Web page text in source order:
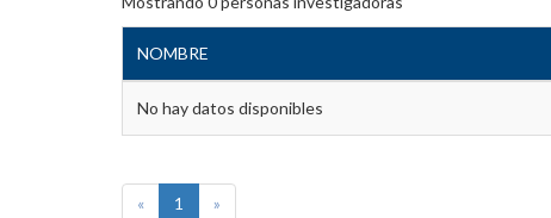
NOMBRE
No hay datos disponibles
« 1 »